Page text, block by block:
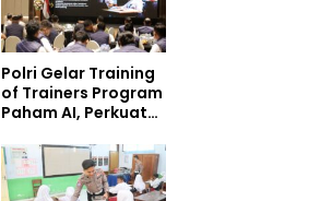
Polri Gelar Training
of Trainers Program
Paham AI, Perkuat
Pelajar